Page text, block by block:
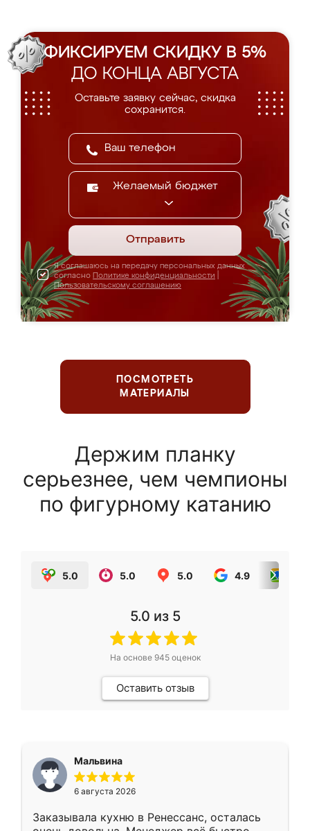
ФИКСИРУЕМ СКИДКУ В 5%
ДО КОНЦА АВГУСТА
Оставьте заявку сейчас, скидка
сохранится.
Желаемый бюджет
Отправить
Я соглашаюсь на передачу персональных данных
согласно Политике конфиденциальности
Пользовательскому соглашению
ПОСМОТРЕТЬ
МАТЕРИАЛЫ
Держим планку
серьезнее, чем чемпионы
по фигурному катанию
5.0 5.0 5.0 4.9
5.0 из 5
На основе 945оценок
Оставить отзыв
Мальвина
6 августа 2026
Заказывала кухню в Ренессанс, осталась